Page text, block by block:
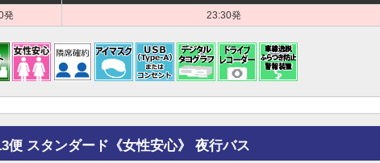
発
23:30発
便 スタンダード《女性安心》 夜行バス